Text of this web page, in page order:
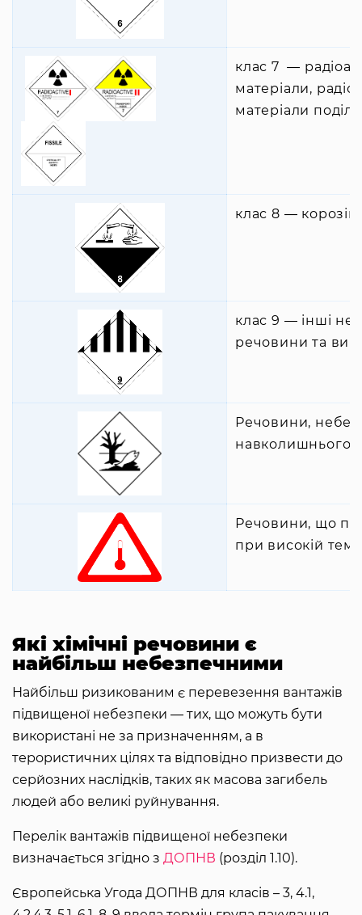
клас 7 ―
матеріали,
матеріали
клас 8 ―
клас 9 ― інші
речовини та
Речовини,
навколишнього
Речовини, що
при високій
Які хімічні речовини є
найбільш небезпечними
Найбільш ризикованим є перевезення вантажів
підвищеної небезпеки ― тих, що можуть бути
використані не за призначенням, а в
терористичних цілях та відповідно призвести до
серйозних наслідків, таких як масова загибель
людей або великі руйнування.
Перелік вантажів підвищеної небезпеки
визначається згідно з ДОПНВ (розділ 1.10).
Європейська Угода ДОПНВ для класів – 3, 4.1,